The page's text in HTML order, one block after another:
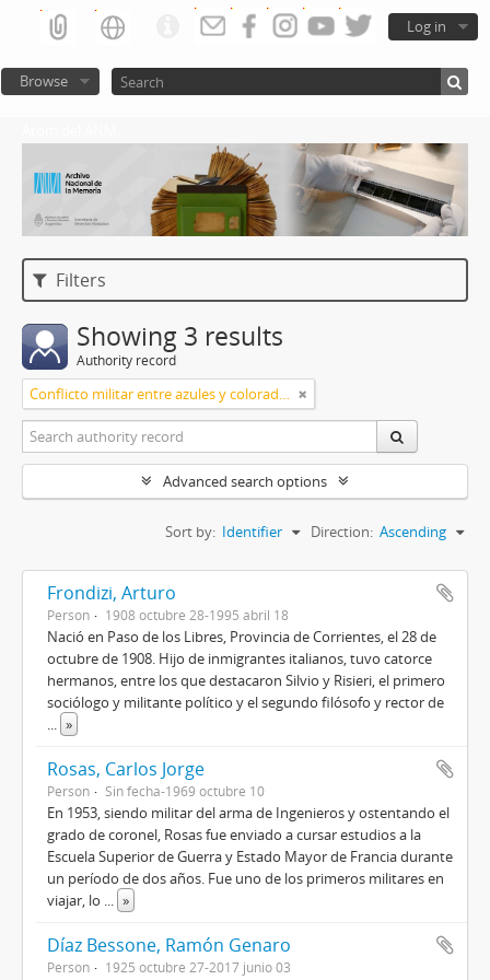
Log in
Browse
Filters
Showing 3 results
Authority record
Conflicto militar entre azules y colorados
Advanced search options
Sort by: Identifier Direction: Ascending
Frondizi, Arturo
Person 1908 octubre 28-1995 abril 18
Nació en Paso de los Libres, Provincia de Corrientes, el 28 de
octubre de 1908. Hijo de inmigrantes italianos, tuvo catorce
hermanos, entre los que destacaron Silvio y Risieri, el primero
sociólogo y militante político y el segundo filósofo y rector de
... »
Rosas, Carlos Jorge
Person Sin fecha-1969 octubre 10
En 1953, siendo militar del arma de Ingenieros y ostentando el
grado de coronel, Rosas fue enviado a cursar estudios a la
Escuela Superior de Guerra y Estado Mayor de Francia durante
un período de dos años. Fue uno de los primeros militares en
viajar, lo ... »
Díaz Bessone, Ramón Genaro
Person 1925 octubre 27-2017 junio 03